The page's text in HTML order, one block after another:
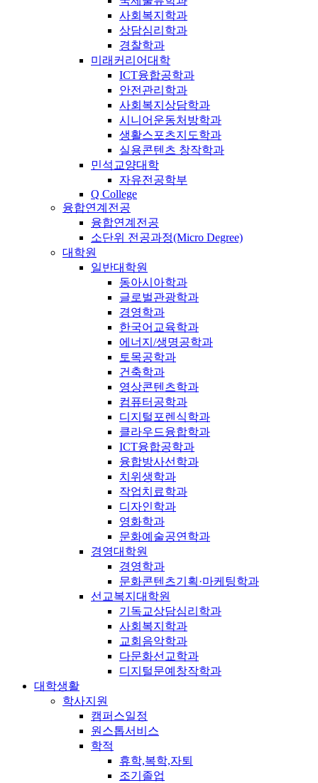
사회복지학과
상담심리학과
경찰학과
미래커리어대학
ICT융합공학과
안전관리학과
사회복지상담학과
시니어운동처방학과
생활스포츠지도학과
실용콘텐츠 창작학과
민석교양대학
자유전공학부
Q College
융합연계전공
융합연계전공
소단위 전공과정(Micro Degree)
대학원
일반대학원
동아시아학과
글로벌관광학과
경영학과
한국어교육학과
에너지/생명공학과
토목공학과
건축학과
영상콘텐츠학과
컴퓨터공학과
디지털포렌식학과
클라우드융합학과
ICT융합공학과
융합방사선학과
치위생학과
작업치료학과
디자인학과
영화학과
문화예술공연학과
경영대학원
경영학과
문화콘텐츠기획·마케팅학과
선교복지대학원
기독교상담심리학과
사회복지학과
교회음악학과
다문화선교학과
디지털문예창작학과
대학생활
학사지원
캠퍼스일정
원스톱서비스
학적
휴학,복학,자퇴
조기졸업